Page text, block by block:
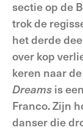
sectie op de
trok de
het derde
over kop
keren naar
Dreams is
Franco. Zijn
danser die